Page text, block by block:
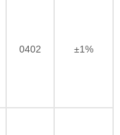
0402 ±1%